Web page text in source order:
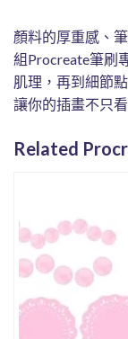
顏料的厚重感、
組Procreate筆刷
肌理，再到細節
讓你的插畫不只
Related